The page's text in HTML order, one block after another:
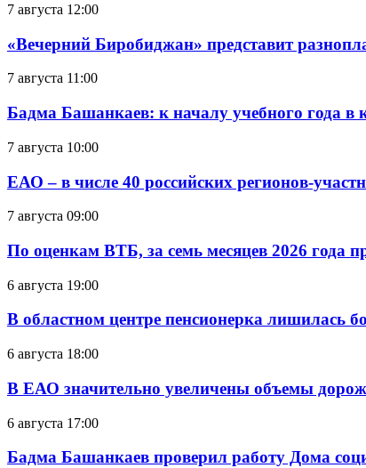
7 августа 12:00
«Вечерний Биробиджан» представит
7 августа 11:00
Бадма Башанкаев: к началу учебного года
7 августа 10:00
ЕАО – в числе 40 российских регионов-
7 августа 09:00
По оценкам ВТБ, за семь месяцев 2026 года
6 августа 19:00
В областном центре пенсионерка лишилась
6 августа 18:00
В ЕАО значительно увеличены объемы
6 августа 17:00
Бадма Башанкаев проверил работу Дома